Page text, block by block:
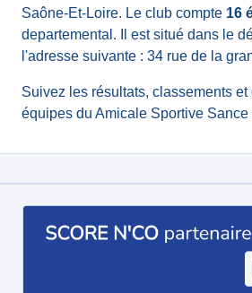
Saône-Et-Loire. Le club compte 16
departemental. Il est situé dans le
l'adresse suivante : 34 rue de la
Suivez les résultats, classements
équipes du Amicale Sportive